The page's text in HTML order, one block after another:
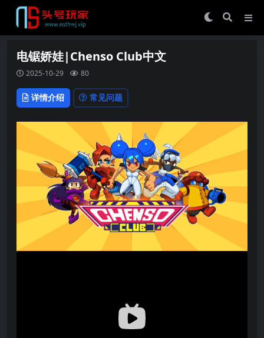
电锯娇娃|Chenso Club中文
2025-10-29 80
详情介绍 常见问题